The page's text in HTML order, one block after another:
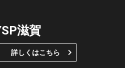
滋賀
詳しくはこちら